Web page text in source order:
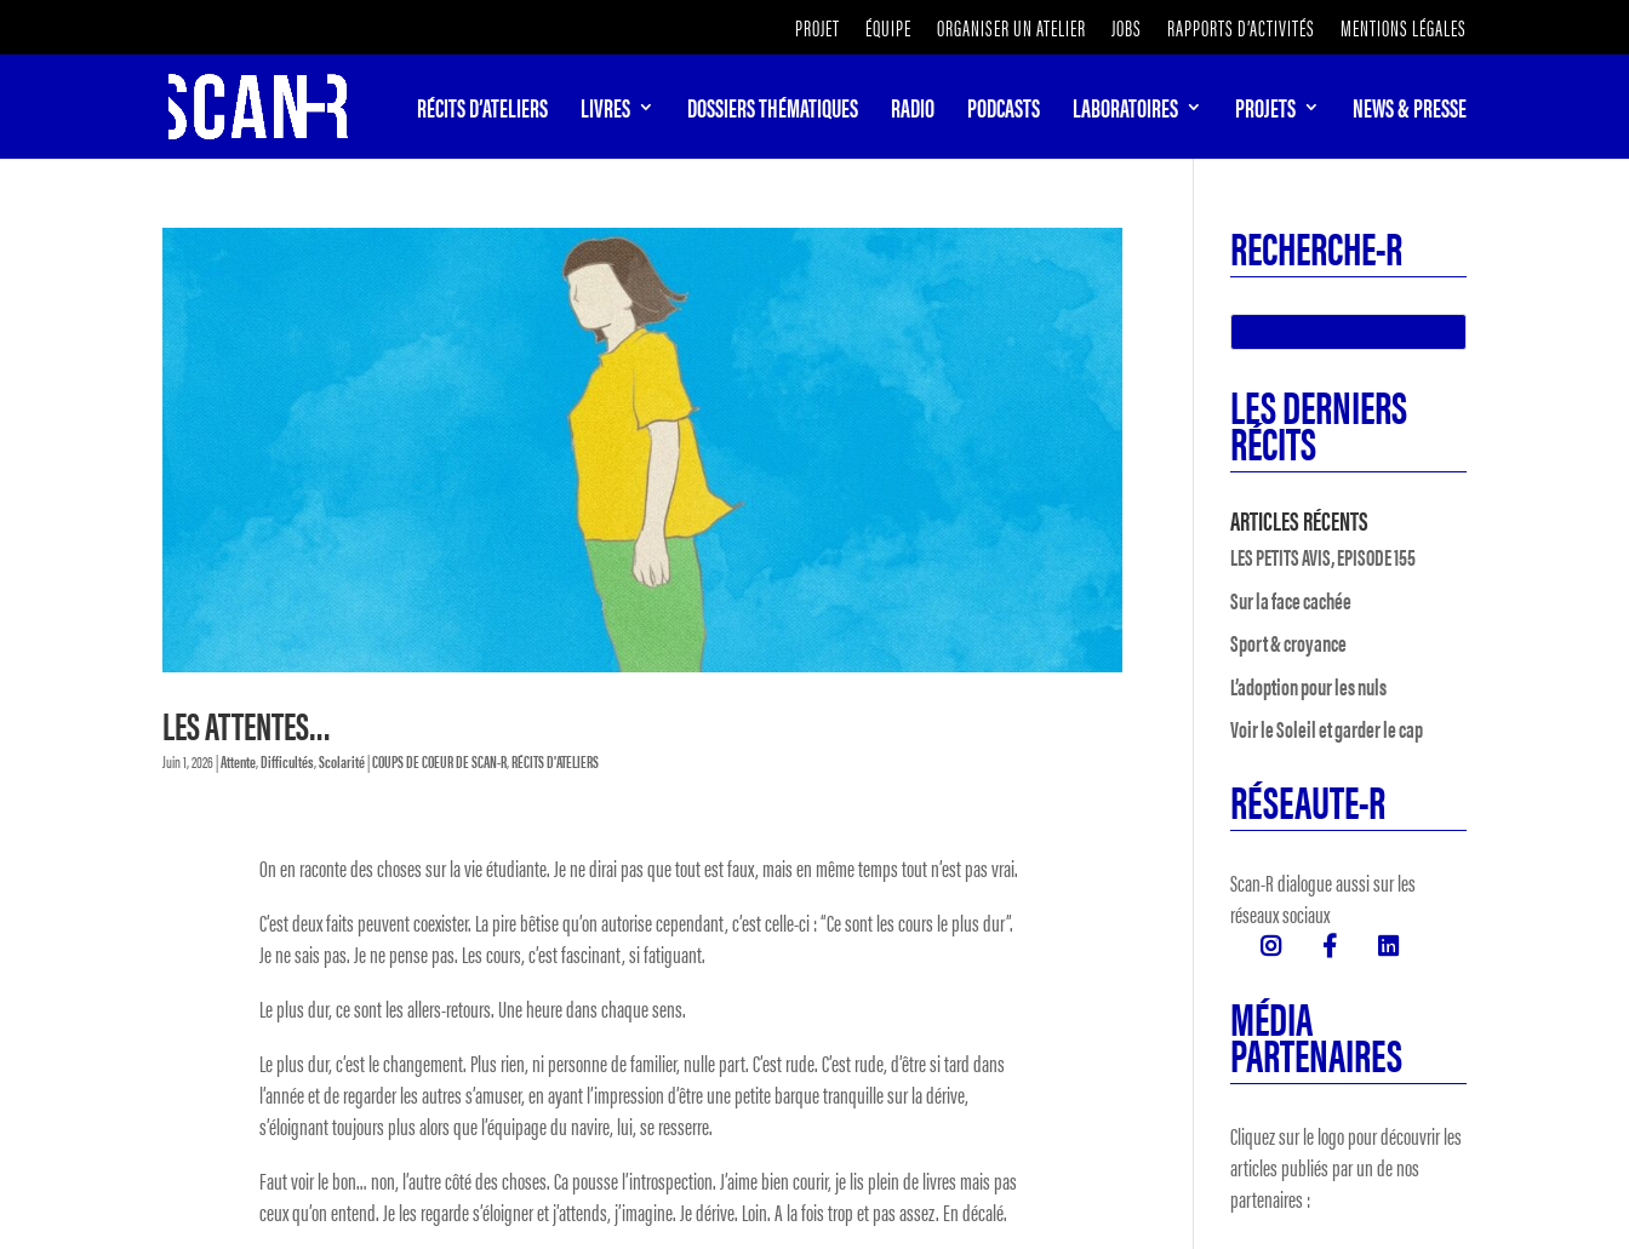
PROJET ÉQUIPE ORGANISER UN ATELIER JOBS RAPPORTS D’ACTIVITÉS MENTIONS LÉGALES
RÉCITS D’ATELIERS LIVRES DOSSIERS THÉMATIQUES RADIO PODCASTS LABORATOIRES PROJETS NEWS & PRESSE
LES ATTENTES…
Juin 1, 2026|Attente,Difficultés,Scolarité|COUPS DE COEUR DE SCAN-R,RÉCITS D'ATELIERS
On en raconte des choses sur la vie étudiante. Je ne dirai pas que tout est faux, mais en même temps tout n’est pas vrai.
C’est deux faits peuvent coexister. La pire bêtise qu’on autorise cependant, c’est celle-ci : “Ce sont les cours le plus dur”.
Je ne sais pas. Je ne pense pas. Les cours, c’est fascinant, si fatiguant.
Le plus dur, ce sont les allers-retours. Une heure dans chaque sens.
Le plus dur, c’est le changement. Plus rien, ni personne de familier, nulle part. C’est rude. C’est rude, d’être si tard dans
l’année et de regarder les autres s’amuser, en ayant l’impression d’être une petite barque tranquille sur la dérive,
s’éloignant toujours plus alors que l’équipage du navire, lui, se resserre.
Faut voir le bon… non, l’autre côté des choses. Ca pousse l’introspection. J’aime bien courir, je lis plein de livres mais pas
ceux qu’on entend. Je les regarde s’éloigner et j’attends, j’imagine. Je dérive. Loin. A la fois trop et pas assez. En décalé.
RECHERCHE-R
LES DERNIERS
RÉCITS
ARTICLES RÉCENTS
LES PETITS AVIS, EPISODE 155
Sur la face cachée
Sport & croyance
L’adoption pour les nuls
Voir le Soleil et garder le cap
RÉSEAUTE-R
Scan-R dialogue aussi sur les
réseaux sociaux
MÉDIA
PARTENAIRES
Cliquez sur le logo pour découvrir les
articles publiés par un de nos
partenaires :